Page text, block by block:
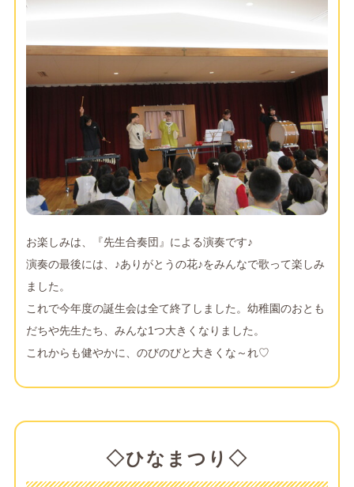
お楽しみは、『先生合奏団』による演奏です♪
演奏の最後には、♪ありがとうの花♪をみんなで歌って楽しみ
ました。
これで今年度の誕生会は全て終了しました。幼稚園のおとも
だちや先生たち、みんな1つ大きくなりました。
これからも健やかに、のびのびと大きくな～れ♡
◇ひなまつり◇